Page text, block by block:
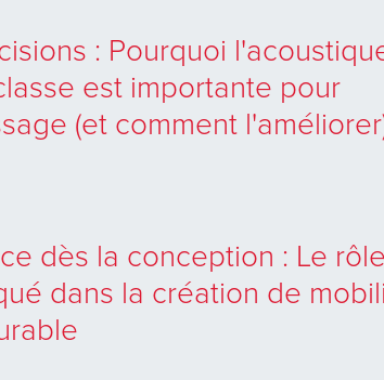
: Pourquoi
est importante pour
(et comment
dès la conception : Le
dans la création de